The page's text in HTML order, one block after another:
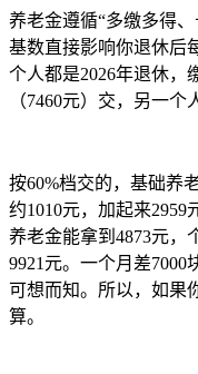
养老金遵循“多缴多得
基数直接影响你退休后
个人都是2026年退休，
（7460元）交，另一个
按60%档交的，基础养
约1010元，加起来2959
养老金能拿到4873元，
9921元。一个月差7000
可想而知。所以，如果
算。